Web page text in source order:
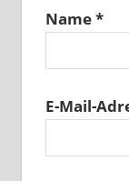
Name*
E-Mail-